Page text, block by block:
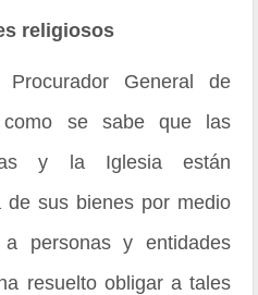
religiosos
General de
como se sabe que las
y la Iglesia están
de sus bienes por medio
personas y entidades
resuelto obligar a tales